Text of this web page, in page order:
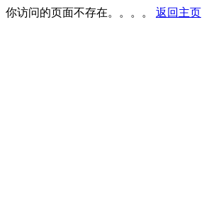
你访问的页面不存在。。。。 返回主页